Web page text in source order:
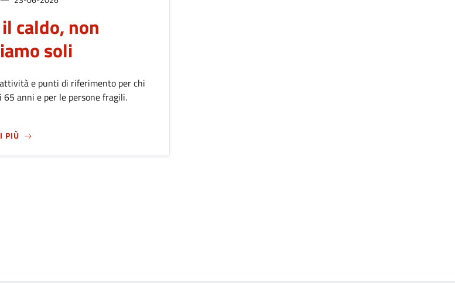
IL SUO PATRONO ALL'INSEGNA DELLA CONCORDIA
caldo, non
soli
e punti di riferimento per chi
65 anni e per le persone fragili.
PIÙSU